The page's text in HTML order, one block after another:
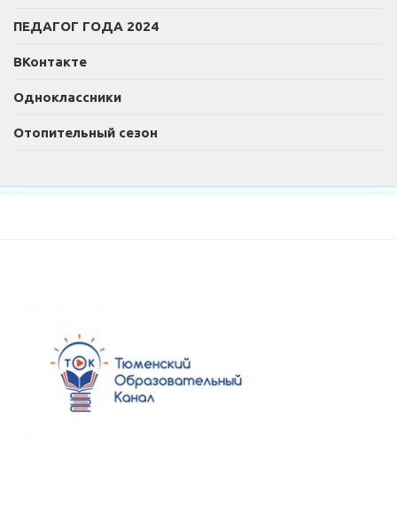
ПЕДАГОГ ГОДА 2024
ВКонтакте
Одноклассники
Отопительный сезон